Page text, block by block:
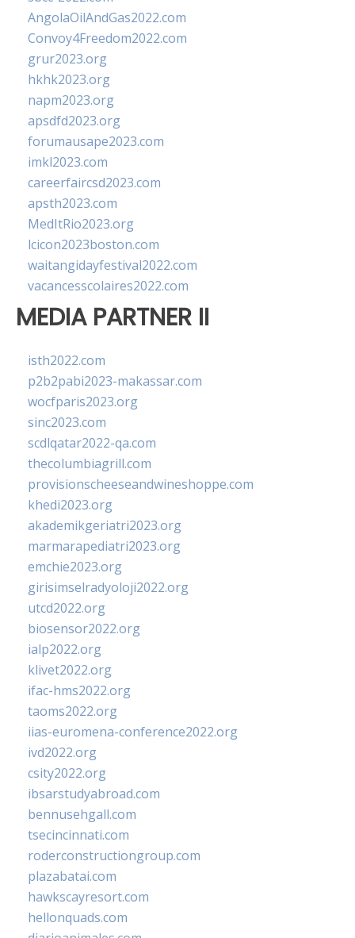
AngolaOilAndGas2022.com
Convoy4Freedom2022.com
grur2023.org
hkhk2023.org
napm2023.org
apsdfd2023.org
forumausape2023.com
imkl2023.com
careerfaircsd2023.com
apsth2023.com
MedItRio2023.org
lcicon2023boston.com
waitangidayfestival2022.com
vacancesscolaires2022.com
MEDIA PARTNER II
isth2022.com
p2b2pabi2023-makassar.com
wocfparis2023.org
sinc2023.com
scdlqatar2022-qa.com
thecolumbiagrill.com
provisionscheeseandwineshoppe.com
khedi2023.org
akademikgeriatri2023.org
marmarapediatri2023.org
emchie2023.org
girisimselradyoloji2022.org
utcd2022.org
biosensor2022.org
ialp2022.org
klivet2022.org
ifac-hms2022.org
taoms2022.org
iias-euromena-conference2022.org
ivd2022.org
csity2022.org
ibsarstudyabroad.com
bennusehgall.com
tsecincinnati.com
roderconstructiongroup.com
plazabatai.com
hawkscayresort.com
hellonquads.com